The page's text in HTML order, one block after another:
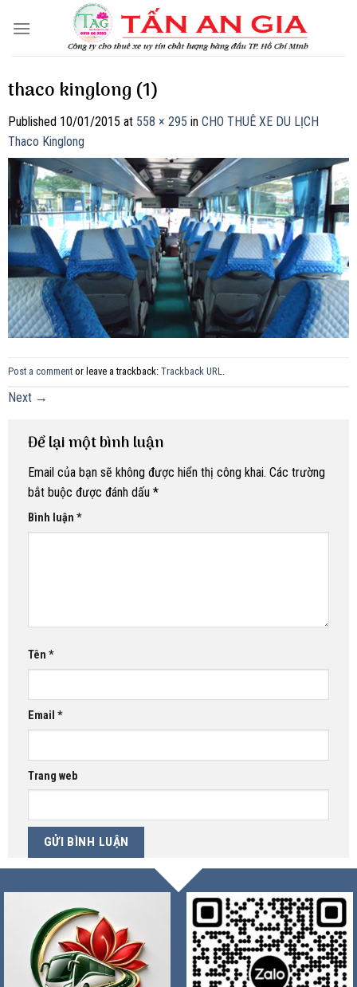
thaco kinglong (1)
Published 10/01/2015 at 558 × 295 in CHO THUÊ XE DU LỊCH
Thaco Kinglong
Post a comment or leave a trackback: Trackback URL
Next →
Để lại một bình luận
Email của bạn sẽ không được hiển thị công khai. Các trường
bắt buộc được đánh dấu *
Bình luận *
Tên *
Email *
Trang web